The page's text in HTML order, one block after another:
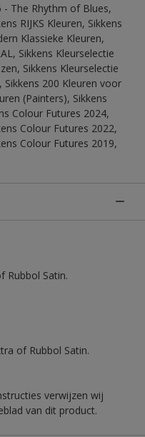
- The Rhythm of Blues,
RIJKS Kleuren, Sikkens
Klassieke Kleuren,
Sikkens Kleurselectie
Sikkens Kleurselectie
200 Kleuren voor
(Painters), Sikkens
Colour Futures 2024,
Colour Futures 2022,
Colour Futures 2019,
Rubbol Satin.
of Rubbol Satin.
verwijzen wij
van dit product.